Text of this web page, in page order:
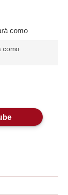
como